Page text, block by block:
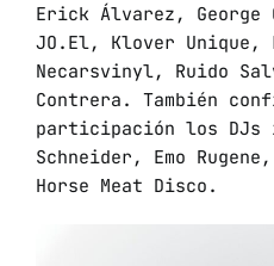
Erick Álvarez, George
JO.El, Klover Unique,
Necarsvinyl, Ruido
Contrera. También
participación los DJs
Schneider, Emo
Horse Meat Disco.